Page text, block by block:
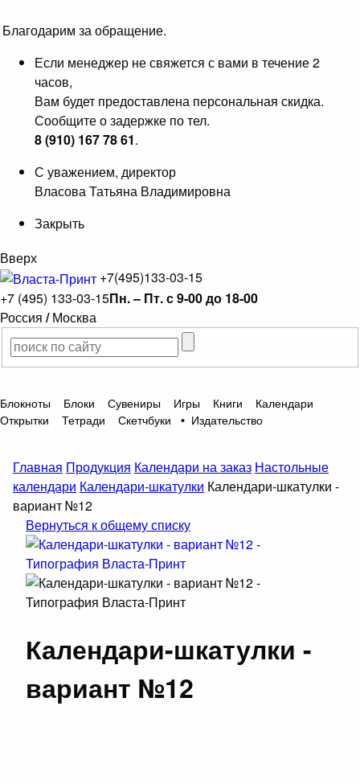
Благодарим за обращение.
Если менеджер не свяжется с вами в течение 2
часов,
Вам будет предоставлена персональная скидка.
Сообщите о задержке по тел.
8 (910) 167 78 61.
С уважением, директор
Власова Татьяна Владимировна
Закрыть
Вверх
+7(495)133-03-15
+7 (495) 133-03-15Пн. – Пт. с 9-00 до 18-00
Россия / Москва
Блокноты Блоки Сувениры Игры Книги
Календари
Открытки
Тетради Скетчбуки • Издательство
Главная Продукция Календари на заказ Настольные
календари Календари-шкатулки Календари-шкатулки -
вариант №12
Вернуться к общему списку
Календари-шкатулки -
вариант №12